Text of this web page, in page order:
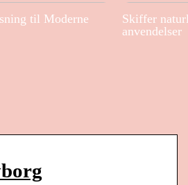
til Moderne
Skiffer
anvendelser